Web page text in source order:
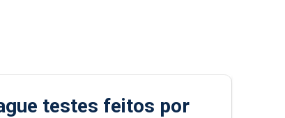
testes feitos por